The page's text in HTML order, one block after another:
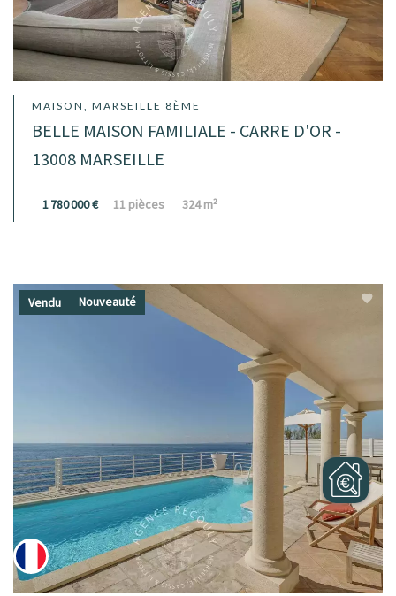
MAISON, MARSEILLE 8ÈME
BELLE MAISON FAMILIALE - CARRE D'OR -
13008 MARSEILLE
1 780 000 € 11 pièces 324 m²
Vendu Nouveauté